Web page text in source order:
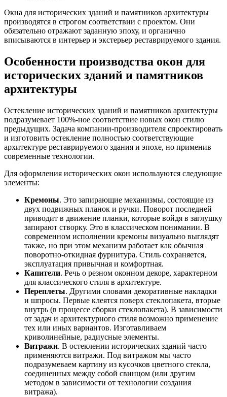
Окна для исторических зданий и памятников архитектуры
производятся в строгом соответствии с проектом. Они
обязательно отражают заданную эпоху, и органично
вписываются в интерьер и экстерьер реставрируемого здания.
Особенности производства окон для
исторических зданий и памятников
архитектуры
Остекление исторических зданий и памятников архитектуры
подразумевает 100%-ное соответствие новых окон стилю
предыдущих. Задача компании-производителя спроектировать
и изготовить остекление полностью соответствующие
архитектуре реставрируемого здания и эпохе, но применив
современные технологии.
Для оформления исторических окон используются следующие
элементы:
Кремоны. Это запирающие механизмы, состоящие из
двух подвижных планок и ручки. Поворот последней
приводит в движение планки, которые войдя в заглушку
запирают створку. Это в классическом понимании. В
современном исполнении кремоны визуально выглядят
также, но при этом механизм работает как обычная
поворотно-откидная фурнитура. Стиль сохраняется,
эксплуатация привычная и комфортная.
Капители. Речь о резном оконном декоре, характерном
для классического стиля в архитектуре.
Переплеты. Другими словами декоративные накладки
и шпросы. Первые клеятся поверх стеклопакета, вторые
внутрь (в процессе сборки стеклопакета). В зависимости
от задач и архитектурного стиля возможно применение
тех или иных вариантов. Изготавливаем
криволинейные, радиусные элементы.
Витражи. В остеклении исторических зданий часто
применяются витражи. Под витражом мы часто
подразумеваем картину из кусочков цветного стекла,
соединенных между собой свинцом (или другим
методом в зависимости от технологии создания
витража).